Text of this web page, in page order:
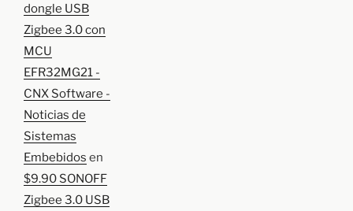
dongle USB
Zigbee 3.0 con
MCU
EFR32MG21 -
CNX Software -
Noticias de
Sistemas
Embebidos en
$9.90 SONOFF
Zigbee 3.0 USB